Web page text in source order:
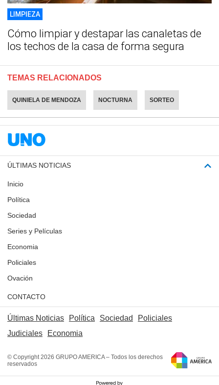
LIMPIEZA
Cómo limpiar y destapar las canaletas de
los techos de la casa de forma segura
TEMAS RELACIONADOS
QUINIELA DE MENDOZA NOCTURNA SORTEO
ÚLTIMAS NOTICIAS
Inicio
Política
Sociedad
Series y Películas
Economia
Policiales
Ovación
CONTACTO
Últimas Noticias Política Sociedad
Policiales
Judiciales
Economia
© Copyright 2026 GRUPO AMERICA – Todos los derechos
reservados